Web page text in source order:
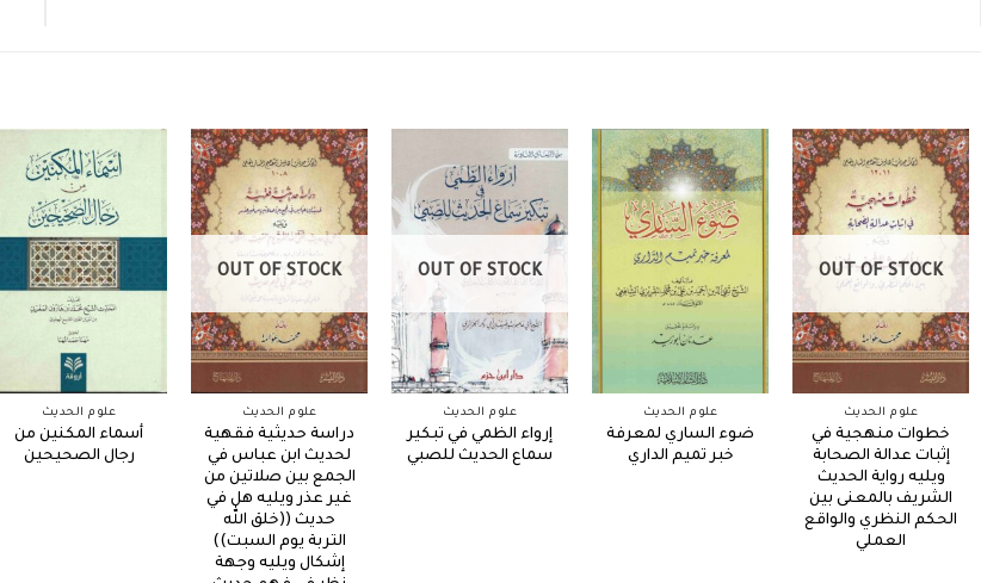
علوم الحديث
أسماء المكنين من
رجال الصحيحين
OUT OF STOCK
علوم الحديث
دراسة حديثية فقهية
لحديث ابن عباس في
الجمع بين صلاتين من
غير عذر ويليه هل في
حديث ((خلق الله
التربة يوم السبت))
إشكال ويليه وجهة
OUT OF STOCK
علوم الحديث
إرواء الظمي في تبكير
سماع الحديث للصبي
علوم الحديث
ضوء الساري لمعرفة
خبر تميم الداري
OUT OF STOCK
علوم الحديث
خطوات منهجية في
إثبات عدالة الصحابة
ويليه رواية الحديث
الشريف بالمعنى بين
الحكم النظري والواقع
العملي